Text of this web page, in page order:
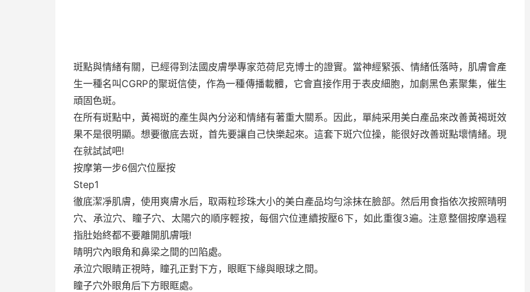
斑點與情緒有關，已經得到法國皮膚學專家范荷尼克博士的證實。當神經緊張、情緒低落時，肌膚會產
生一種名叫CGRP的聚斑信使，作為一種傳播載體，它會直接作用于表皮細胞，加劇黑色素聚集，催生
頑固色斑。
在所有斑點中，黃褐斑的產生與內分泌和情緒有著重大關系。因此，單純采用美白產品來改善黃褐斑效
果不是很明顯。想要徹底去斑，首先要讓自己快樂起來。這套下斑穴位操，能很好改善斑點壞情緒。現
在就試試吧!
按摩第一步6個穴位壓按
Step1
徹底潔凈肌膚，使用爽膚水后，取兩粒珍珠大小的美白產品均勻涂抹在臉部。然后用食指依次按照晴明
穴、承泣穴、瞳子穴、太陽穴的順序輕按，每個穴位連續按壓6下，如此重復3遍。注意整個按摩過程
指肚始終都不要離開肌膚哦!
晴明穴內眼角和鼻梁之間的凹陷處。
承泣穴眼睛正視時，瞳孔正對下方，眼眶下緣與眼球之間。
瞳子穴外眼角后下方眼眶處。